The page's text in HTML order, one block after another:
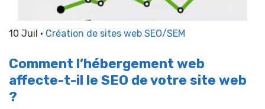
10 Juil • Création de sites web SEO/SEM
Comment l’hébergement web
affecte-t-il le SEO de votre site web
?